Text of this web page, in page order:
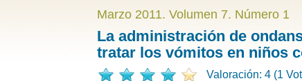
Marzo 2011. Volumen 7. Número 1
La administración de
tratar los vómitos en niños
Valoración: 4 (1